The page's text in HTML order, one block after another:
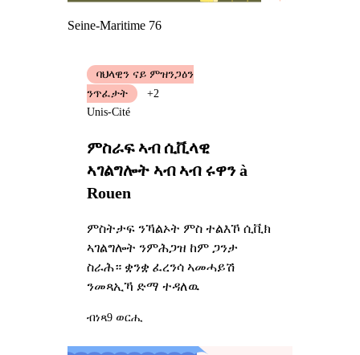
Seine-Maritime 76
ምስራፍ ኣብ ሲቪላዊ
ኣገልግሎት ኣብ ኣብ ሩዋን à
Rouen
ምስትታፍ ንኻልኦት ምስ ተልእኾ ሲቪክ
ኣገልግሎት ንምሕጋዝ ከም ጋንታ
ስራሕ። ቋንቋ ፈረንሳ ኣመሓይሽ
ንመጻኢኻ ድማ ተዳለዉ
ባህላዊን ናይ ምዝንጋዕን
ንጥፈታት
+2
Unis-Cité
ብነጻ9 ወርሒ